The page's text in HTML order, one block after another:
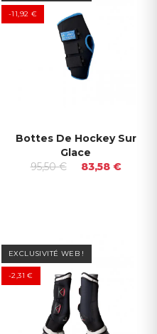
-11,92 €
Bottes De Hockey Sur
Glace
95,50 €
83,58 €
EXCLUSIVITÉ WEB !
-2,31 €